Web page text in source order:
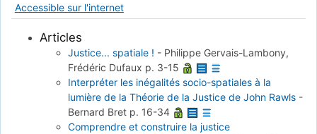
Accessible sur l'internet
Articles
Justice... spatiale ! - Philippe Gervais-Lambony,
Frédéric Dufaux p. 3-15
Interpréter les inégalités socio-spatiales à la
lumière de la Théorie de la Justice de John Rawls -
Bernard Bret p. 16-34
Comprendre et construire la justice